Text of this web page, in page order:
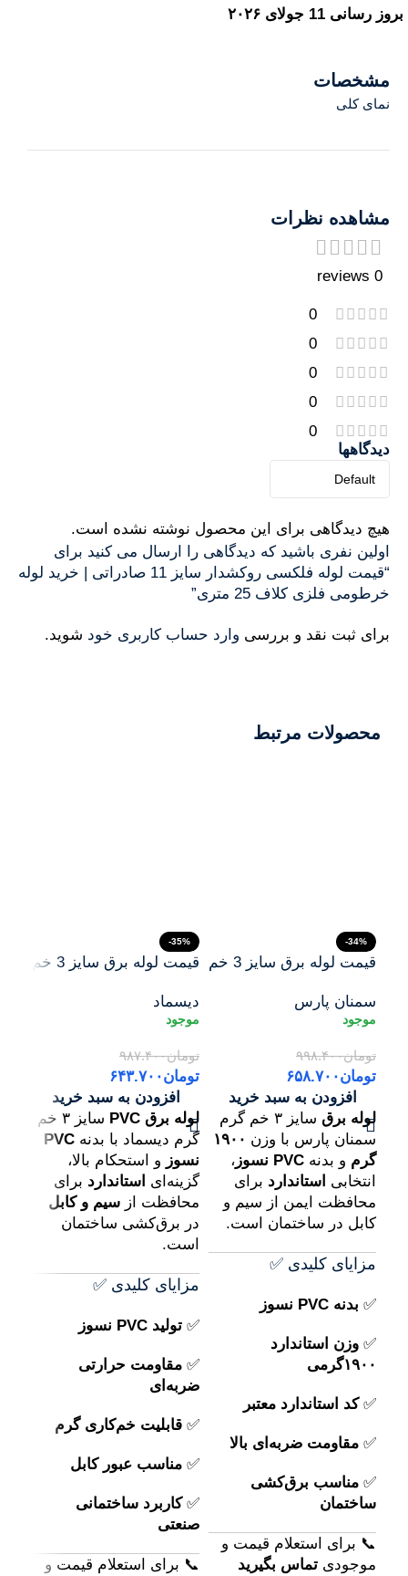
بروز رسانی 11 جولای ۲۰۲۶
مشخصات
نمای کلی
مشاهده نظرات
0 reviews
0
0
0
0
0
دیدگاهها
هیچ دیدگاهی برای این محصول نوشته نشده است.
اولین نفری باشید که دیدگاهی را ارسال می کنید برای
“قیمت لوله فلکسی روکشدار سایز 11 صادراتی | خرید لوله
خرطومی فلزی کلاف 25 متری”
برای ثبت نقد و بررسی وارد حساب کاربری خود شوید.
محصولات مرتبط
-34%
قیمت لوله برق سایز 3 خم
پارس | خرید لوله برق
PVC نسوز اصلی
سمنان پارس
تومان۹۹۸.۴۰۰
تومان۶۵۸.۷۰۰
افزودن به سبد خرید
لوله برق
سایز ۳ خم گرم
سمنان پارس با وزن ۱۹۰۰
گرم و بدنه PVC نسوز
،
انتخابی استاندارد برای
محافظت ایمن از سیم و
کابل در ساختمان است.
مزایای کلیدی ✅
✅ بدنه PVC نسوز
✅ وزن استاندارد
۱۹۰۰گرمی
✅کد استاندارد معتبر
✅ مقاومت ضربه‌ای بالا
✅ مناسب برق‌کشی
ساختمان
📞 برای استعلام قیمت و
موجودی تماس بگیرید
-35%
قیمت لوله برق سایز 3 خم
دیسماد – بهترین و
دیسماد
تومان۹۸۷.۴۰۰
تومان۶۴۳.۷۰۰
افزودن به سبد خرید
لوله برق PVC
سایز ۳ خم
گرم دیسماد با بدنه PVC
نسوز و استحکام بالا،
گزینه‌ای استاندارد برای
محافظت از سیم و کابل
در برق‌کشی ساختمان
است.
مزایای کلیدی ✅
✅ تولید PVC نسوز
✅ مقاومت حرارتی
ضربه‌ای
✅ قابلیت خم‌کاری گرم
✅ مناسب عبور کابل
✅کاربرد ساختمانی
صنعتی
📞 برای استعلام قیمت و